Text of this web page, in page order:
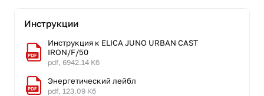
Инструкции
Инструкция к ELICA JUNO URBAN CAST
IRON/F/50
pdf, 6942.14 Кб
Энергетический лейбл
pdf, 123.09 Кб